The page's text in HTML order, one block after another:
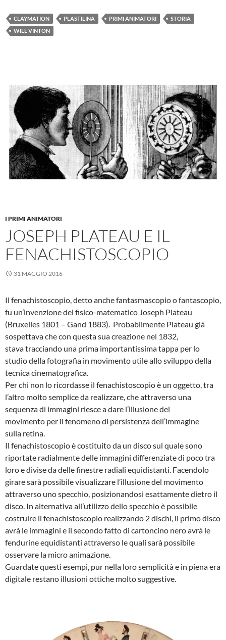
CLAYMATION PLASTILINA PRIMI ANIMATORI
STORIA
WILL VINTON
I PRIMI ANIMATORI
JOSEPH PLATEAU E IL
FENACHISTOSCOPIO
31 MAGGIO 2016
Il fenachistoscopio, detto anche fantasmascopio o fantascopio,
fu un’invenzione del fisico-matematico Joseph Plateau
(Bruxelles 1801 – Gand 1883). Probabilmente Plateau già
sospettava che con questa sua creazione nel 1832,
stava tracciando una prima importantissima tappa per lo
studio della fotografia in movimento utile allo sviluppo della
tecnica cinematografica.
Per chi non lo ricordasse il fenachistoscopio è un oggetto, tra
l’altro molto semplice da realizzare, che attraverso una
sequenza di immagini riesce a dare l’illusione del
movimento per il fenomeno di persistenza dell’immagine
sulla retina.
Il fenachistoscopio è costituito da un disco sul quale sono
riportate radialmente delle immagini differenziate di poco tra
loro e divise da delle finestre radiali equidistanti. Facendolo
girare sarà possibile visualizzare l’illusione del movimento
attraverso uno specchio, posizionandosi esattamente dietro il
disco. In alternativa all’utilizzo dello specchio è possibile
costruire il fenachistoscopio realizzando 2 dischi, il primo disco
avrà le immagini e il secondo fatto di cartoncino nero avrà le
fendurine equidistanti attraverso le quali sarà possibile
osservare la micro animazione.
Guardate questi esempi, pur nella loro semplicità e in piena era
digitale restano illusioni ottiche molto suggestive.